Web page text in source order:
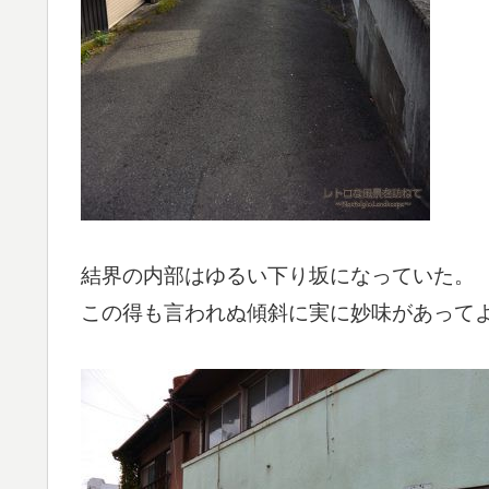
結界の内部はゆるい下り坂になっていた。
この得も言われぬ傾斜に実に妙味があって